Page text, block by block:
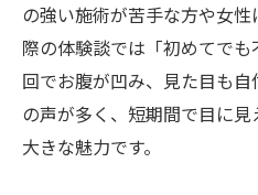
の強い施術が苦手な方や女
際の体験談では「初めてで
回でお腹が凹み、見た目も
の声が多く、短期間で目に
大きな魅力です。